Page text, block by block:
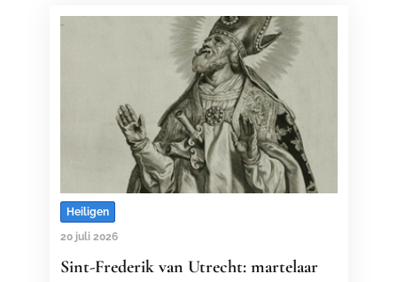
Heiligen
20 juli 2026
Sint-Frederik van Utrecht: martelaar